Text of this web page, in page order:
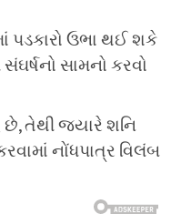
પડકારો ઉભા થઈ શકે
સામનો કરવો
છે, તેથી જ્યારે શનિ
નોંધપાત્ર વિલંબ